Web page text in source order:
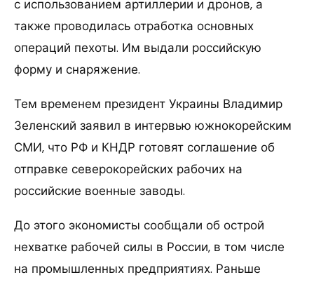
с использованием артиллерии и дронов, а
также проводилась отработка основных
операций пехоты. Им выдали российскую
форму и снаряжение.
Тем временем президент Украины Владимир
Зеленский заявил в интервью южнокорейским
СМИ, что РФ и КНДР готовят соглашение об
отправке северокорейских рабочих на
российские военные заводы.
До этого экономисты сообщали об острой
нехватке рабочей силы в России, в том числе
на промышленных предприятиях. Раньше